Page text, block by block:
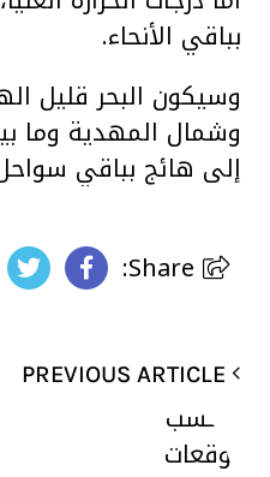
بباقي الأنحاء.
وسيكون البحر قليل
وشمال المهدية وما
إلى هائج بباقي